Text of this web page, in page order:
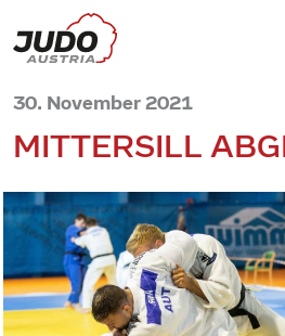
30. November 2021
MITTERSILL